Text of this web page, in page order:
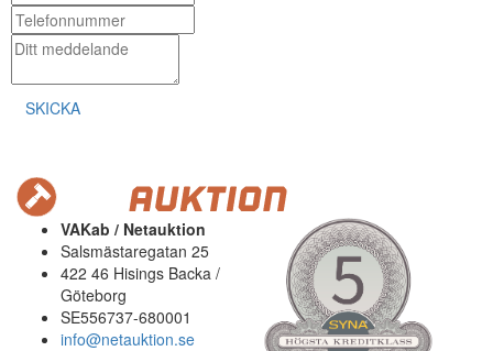
SKICKA
VAKab / Netauktion
Salsmästaregatan 25
422 46 Hisings Backa /
Göteborg
SE556737-680001
info@netauktion.se